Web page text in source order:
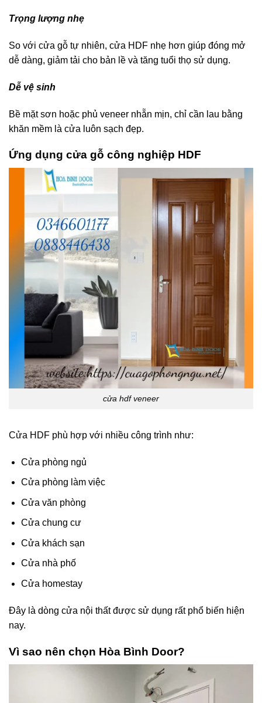
Trọng lượng nhẹ
So với cửa gỗ tự nhiên, cửa HDF nhẹ hơn giúp đóng mở
dễ dàng, giảm tải cho bản lề và tăng tuổi thọ sử dụng.
Dễ vệ sinh
Bề mặt sơn hoặc phủ veneer nhẵn mịn, chỉ cần lau bằng
khăn mềm là cửa luôn sạch đẹp.
Ứng dụng cửa gỗ công nghiệp HDF
cửa hdf veneer
Cửa HDF phù hợp với nhiều công trình như:
Cửa phòng ngủ
Cửa phòng làm việc
Cửa văn phòng
Cửa chung cư
Cửa khách sạn
Cửa nhà phố
Cửa homestay
Đây là dòng cửa nội thất được sử dụng rất phổ biến hiện
nay.
Vì sao nên chọn Hòa Bình Door?